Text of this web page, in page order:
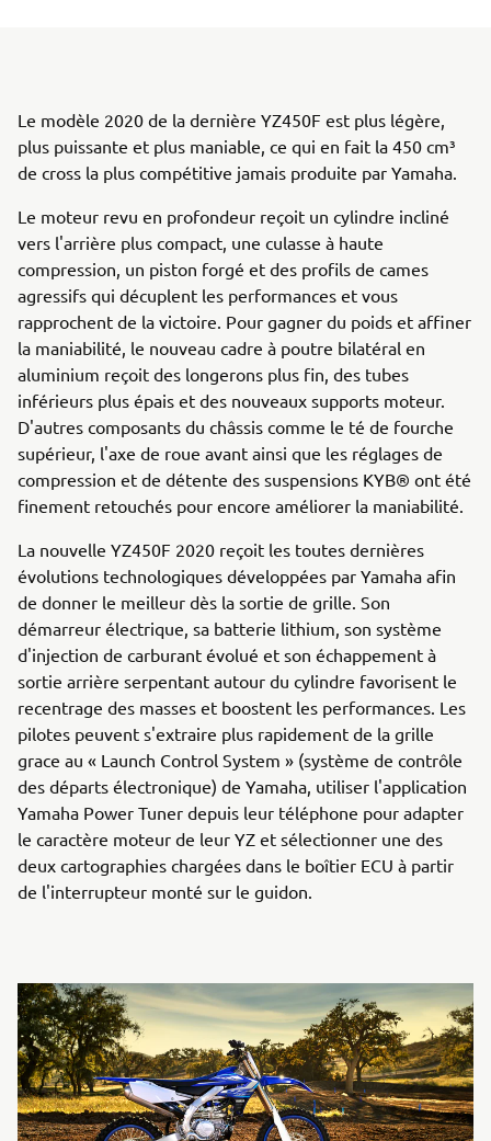
Le modèle 2020 de la dernière YZ450F est plus légère,
plus puissante et plus maniable, ce qui en fait la 450 cm³
de cross la plus compétitive jamais produite par Yamaha.
Le moteur revu en profondeur reçoit un cylindre incliné
vers l'arrière plus compact, une culasse à haute
compression, un piston forgé et des profils de cames
agressifs qui décuplent les performances et vous
rapprochent de la victoire. Pour gagner du poids et affiner
la maniabilité, le nouveau cadre à poutre bilatéral en
aluminium reçoit des longerons plus fin, des tubes
inférieurs plus épais et des nouveaux supports moteur.
D'autres composants du châssis comme le té de fourche
supérieur, l'axe de roue avant ainsi que les réglages de
compression et de détente des suspensions KYB® ont été
finement retouchés pour encore améliorer la maniabilité.
La nouvelle YZ450F 2020 reçoit les toutes dernières
évolutions technologiques développées par Yamaha afin
de donner le meilleur dès la sortie de grille. Son
démarreur électrique, sa batterie lithium, son système
d'injection de carburant évolué et son échappement à
sortie arrière serpentant autour du cylindre favorisent le
recentrage des masses et boostent les performances. Les
pilotes peuvent s'extraire plus rapidement de la grille
grace au « Launch Control System » (système de contrôle
des départs électronique) de Yamaha, utiliser l'application
Yamaha Power Tuner depuis leur téléphone pour adapter
le caractère moteur de leur YZ et sélectionner une des
deux cartographies chargées dans le boîtier ECU à partir
de l'interrupteur monté sur le guidon.